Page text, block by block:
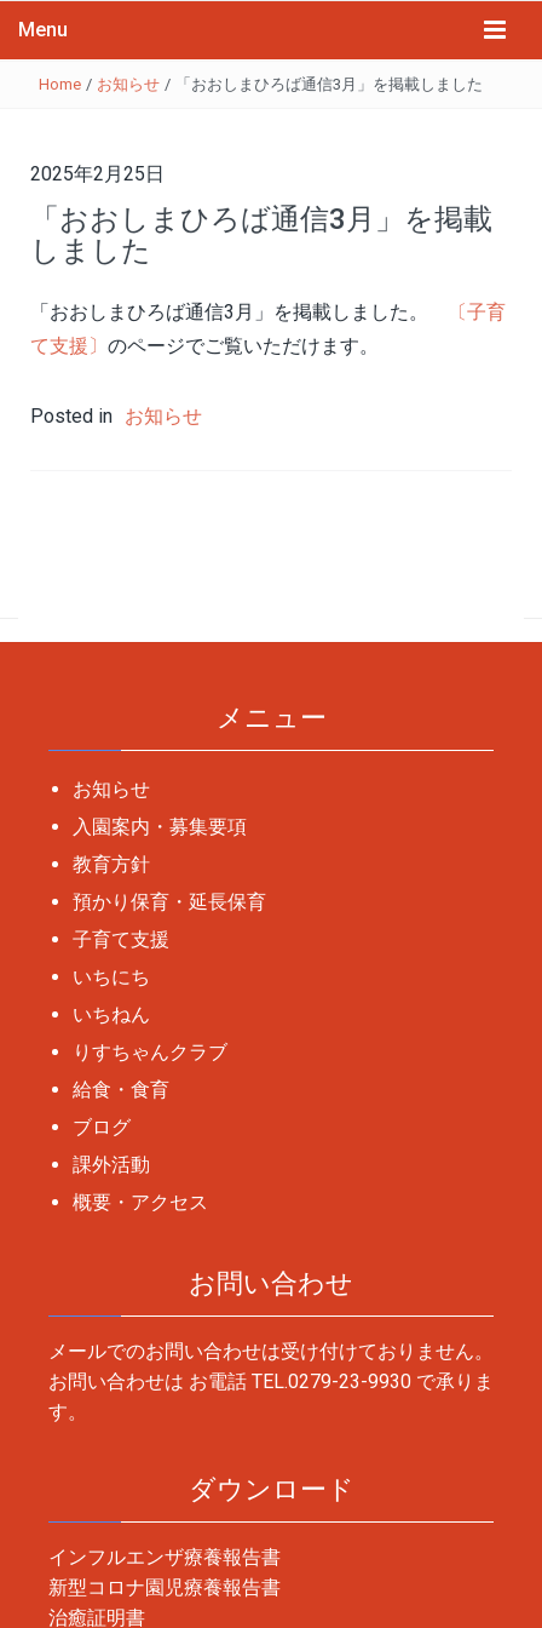
Menu
Home / お知らせ / 「おおしまひろば通信3月」を掲載しました
2025年2月25日
「おおしまひろば通信3月」を掲載
しました
「おおしまひろば通信3月」を掲載しました。
〔子育
て支援〕 のページでご覧いただけます。
Posted in お知らせ
ビ
シ
ョ
ン
メニュー
お知らせ
入園案内・募集要項
教育方針
預かり保育・延長保育
子育て支援
いちにち
いちねん
りすちゃんクラブ
給食・食育
ブログ
課外活動
概要・アクセス
お問い合わせ
メールでのお問い合わせは受け付けておりません。
お問い合わせは お電話 TEL.0279-23-9930 で承りま
す。
ダウンロード
インフルエンザ療養報告書
新型コロナ園児療養報告書
治癒証明書